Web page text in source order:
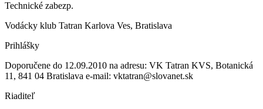
Technické zabezp.
Vodácky klub Tatran Karlova Ves, Bratislava
Prihlášky
Doporučene do 12.09.2010 na adresu: VK Tatran KVS, Botanická
11, 841 04 Bratislava e-mail: vktatran@slovanet.sk
Riaditeľ